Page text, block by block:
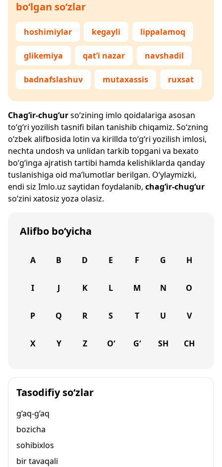
bo‘lgan so‘zlar
hoshimiylar kegayli lippalamoq
glikemiya qat’i nazar navshadil
badnafslashuv mutaxassis ruxsat
Chag‘ir-chug‘urso‘zining imlo qoidalariga asosan
to‘g‘ri yozilish tasnifi bilan tanishib chiqamiz. So‘zning
o‘zbek alifbosida lotin va kirillda to‘g‘ri yozilish imlosi,
nechta undosh va unlidan tarkib topgani va bexato
bo‘g‘inga ajratish tartibi hamda kelishiklarda qanday
tuslanishiga oid ma’lumotlar berilgan. O‘ylaymizki,
endi siz Imlo.uz saytidan foydalanib, chag‘ir-chug‘ur
so‘zini xatosiz yoza olasiz.
Alifbo bo‘yicha
A B D E F G H
I J K L M N O
P Q R S T U V
X Y Z O‘ G‘ SH CH
Tasodifiy so‘zlar
g‘aq-g‘aq
bozicha
sohibixlos
bir tavaqali